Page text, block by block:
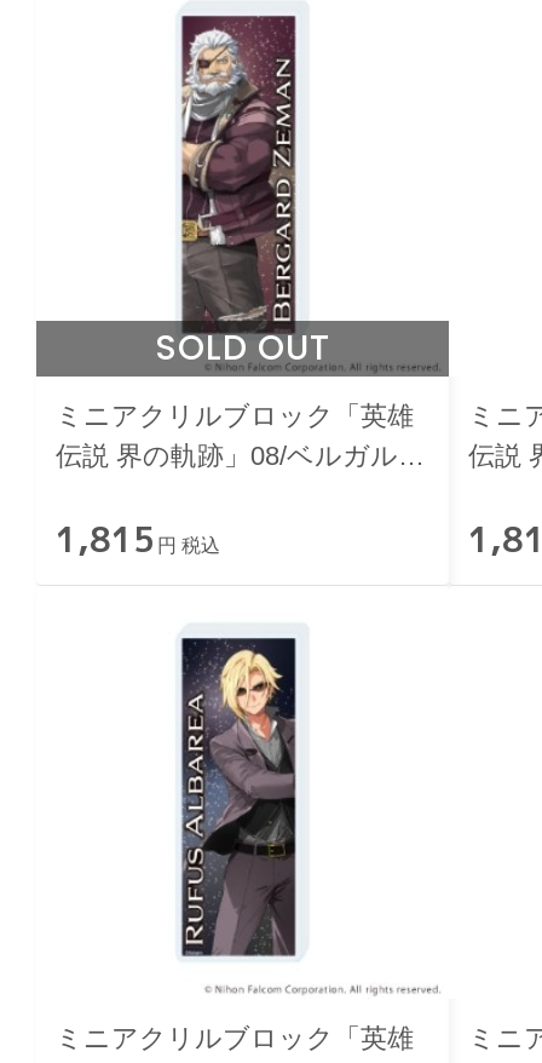
SOLD OUT
ミニアクリルブロック「英雄
伝説 界の軌跡」08/ベルガル
1,815 円 税込
ミニ
伝説
ミニアクリルブロック「英雄
ミニ